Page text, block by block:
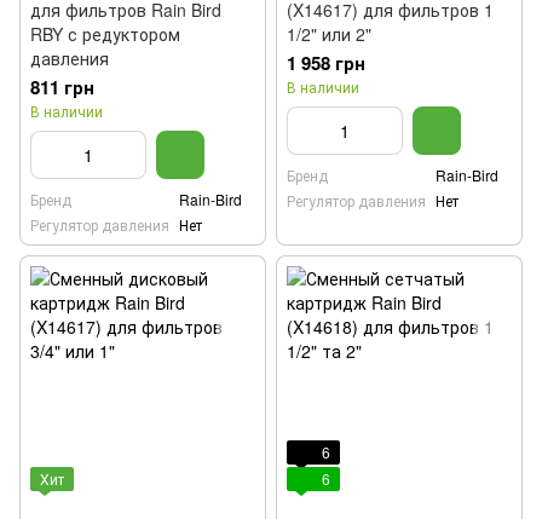
для фильтров Rain Bird
RBY с редуктором
давления
811 грн
В наличии
Бренд
Rain-Bird
Регулятор давления Нет
(X14617) для фильтров 1
1/2" или 2"
1 958 грн
В наличии
Бренд
Rain-Bird
Регулятор давления Нет
Хит
6
6